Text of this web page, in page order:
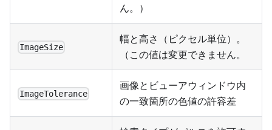
ん。）
ImageSize
幅と高さ（ピクセル単位）。
（この値は変更できません。
ImageTolerance
画像とビューアウィンドウ内
の一致箇所の色値の許容差